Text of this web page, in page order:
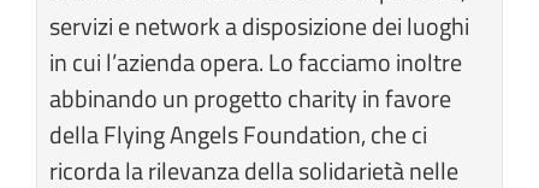
servizi e network a disposizione dei luoghi
in cui l’azienda opera. Lo facciamo inoltre
abbinando un progetto charity in favore
della Flying Angels Foundation, che ci
ricorda la rilevanza della solidarietà nelle